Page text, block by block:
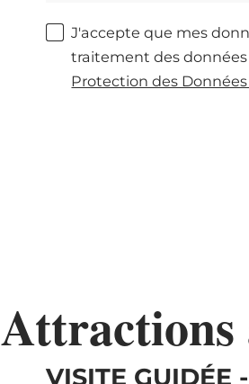
J'accepte que mes
traitement des
Protection des Données
Attractions
VISITE GUIDÉE